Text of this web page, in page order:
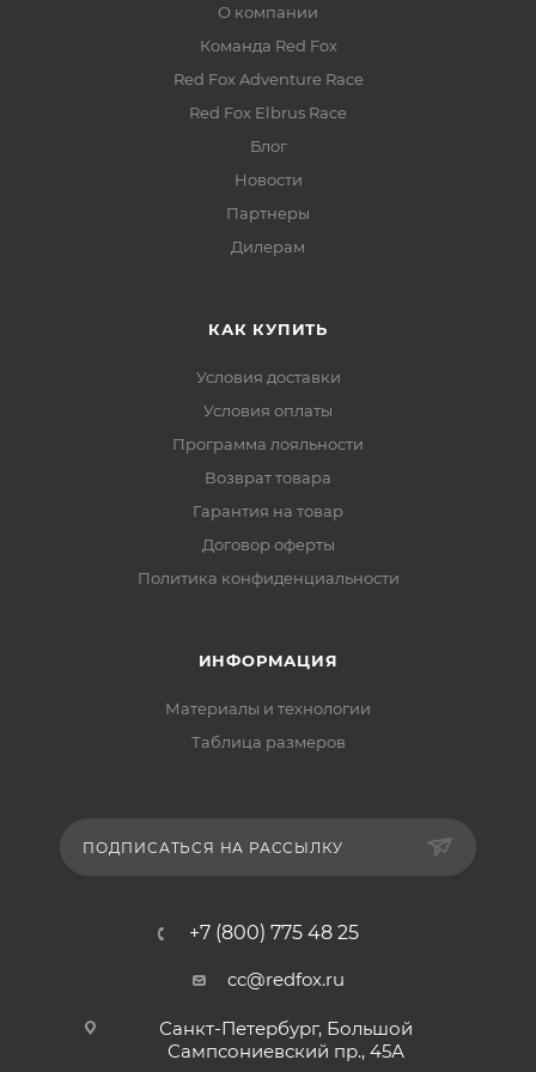
О компании
Команда Red Fox
Red Fox Adventure Race
Red Fox Elbrus Race
Блог
Новости
Партнеры
Дилерам
КАК КУПИТЬ
Условия доставки
Условия оплаты
Программа лояльности
Возврат товара
Гарантия на товар
Договор оферты
Политика конфиденциальности
ИНФОРМАЦИЯ
Материалы и технологии
Таблица размеров
ПОДПИСАТЬСЯ НА РАССЫЛКУ
+7 (800) 775 48 25
cc@redfox.ru
Санкт-Петербург, Большой
Сампсониевский пр., 45А